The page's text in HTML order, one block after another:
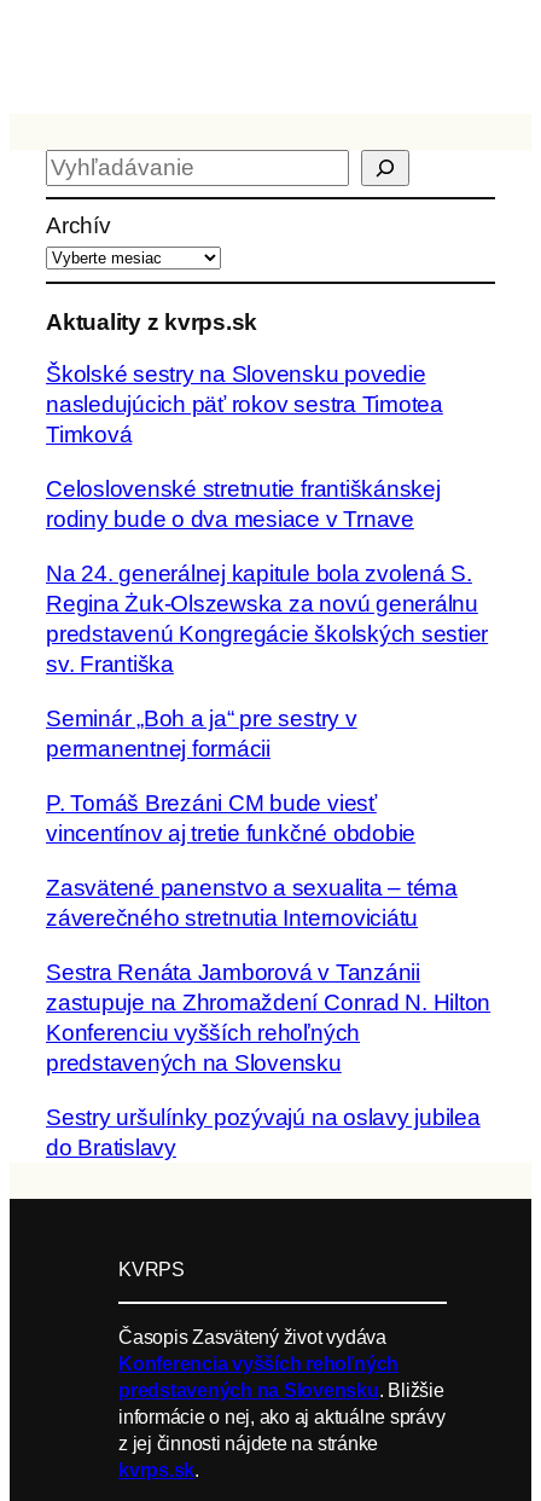
H
ľ
a
d
a
ť
Archív
Aktuality z kvrps.sk
Školské sestry na Slovensku povedie
nasledujúcich päť rokov sestra Timotea
Timková
Celoslovenské stretnutie františkánskej
rodiny bude o dva mesiace v Trnave
Na 24. generálnej kapitule bola zvolená S.
Regina Żuk-Olszewska za novú generálnu
predstavenú Kongregácie školských sestier
sv. Františka
Seminár „Boh a ja“ pre sestry v
permanentnej formácii
P. Tomáš Brezáni CM bude viesť
vincentínov aj tretie funkčné obdobie
Zasvätené panenstvo a sexualita – téma
záverečného stretnutia Internoviciátu
Sestra Renáta Jamborová v Tanzánii
zastupuje na Zhromaždení Conrad N. Hilton
Konferenciu vyšších rehoľných
predstavených na Slovensku
Sestry uršulínky pozývajú na oslavy jubilea
do Bratislavy
KVRPS
Časopis Zasvätený život vydáva
Konferencia vyšších rehoľných
predstavených na Slovensku. Bližšie
informácie o nej, ako aj aktuálne správy
z jej činnosti nájdete na stránke
kvrps.sk.